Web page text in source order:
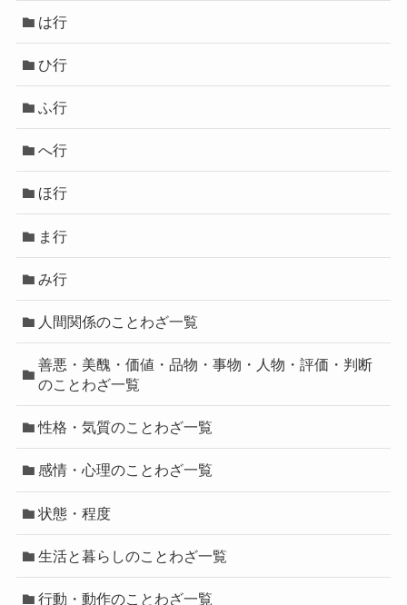
は行
ひ行
ふ行
へ行
ほ行
ま行
み行
人間関係のことわざ一覧
善悪・美醜・価値・品物・事物・人物・評価・判断
のことわざ一覧
性格・気質のことわざ一覧
感情・心理のことわざ一覧
状態・程度
生活と暮らしのことわざ一覧
行動・動作のことわざ一覧